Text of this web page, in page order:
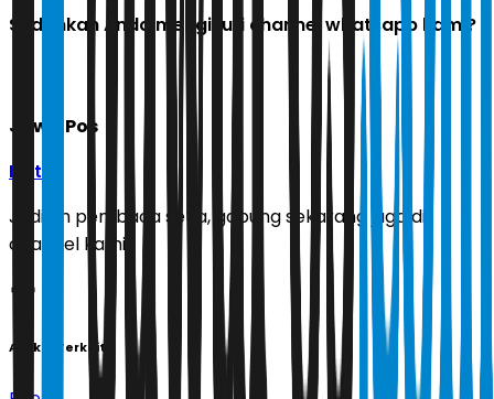
Sudahkah Anda mengikuti channel whatsapp kami?
Jawa Pos
Ikuti
Jadilah pembaca setia, gabung sekarang juga di
channel kami!
Artikel Terkait